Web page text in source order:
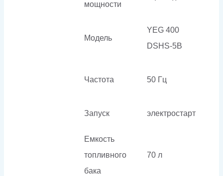
мощности
Модель
YEG 400
DSHS-5B
Частота 50 Гц
Запуск электростарт
Емкость
топливного
бака
70 л